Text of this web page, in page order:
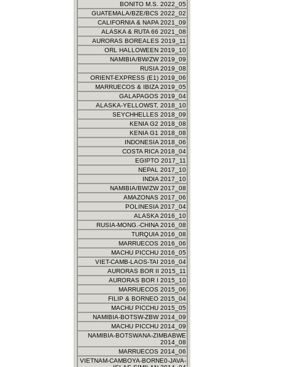
BONITO M.S. 2022_05
GUATEMALA/BZE/BCS 2022_02
CALIFORNIA & NAPA 2021_09
ALASKA & RUTA 66 2021_08
AURORAS BOREALES 2019_11
ORL HALLOWEEN 2019_10
NAMIBIA/BW/ZW 2019_09
RUSIA 2019_08
ORIENT-EXPRESS (E1) 2019_06
MARRUECOS & IBIZA 2019_05
GALAPAGOS 2019_04
ALASKA-YELLOWST, 2018_10
SEYCHHELLES 2018_09
KENIA G2 2018_08
KENIA G1 2018_08
INDONESIA 2018_06
COSTA RICA 2018_04
EGIPTO 2017_11
NEPAL 2017_10
INDIA 2017_10
NAMIBIA/BW/ZW 2017_08
AMAZONAS 2017_06
POLINESIA 2017_04
ALASKA 2016_10
RUSIA-MONG.-CHINA 2016_08
TURQUIA 2016_08
MARRUECOS 2016_06
MACHU PICCHU 2016_05
VIET-CAMB-LAOS-TAI 2016_04
AURORAS BOR II 2015_11
AURORAS BOR I 2015_10
MARRUECOS 2015_06
FILIP & BORNEO 2015_04
MACHU PICCHU 2015_05
NAMIBIA-BOTSW-ZBW 2014_09
MACHU PICCHU 2014_09
NAMIBIA-BOTSWANA-ZIMBABWE
2014_08
MARRUECOS 2014_06
VIETNAM-CAMBOYA-BORNE0-JAVA-